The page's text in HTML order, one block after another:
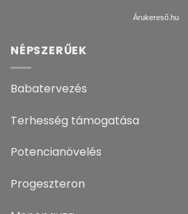
Árukereső.hu
NÉPSZERŰEK
Babatervezés
Terhesség támogatása
Potencianövelés
Progeszteron